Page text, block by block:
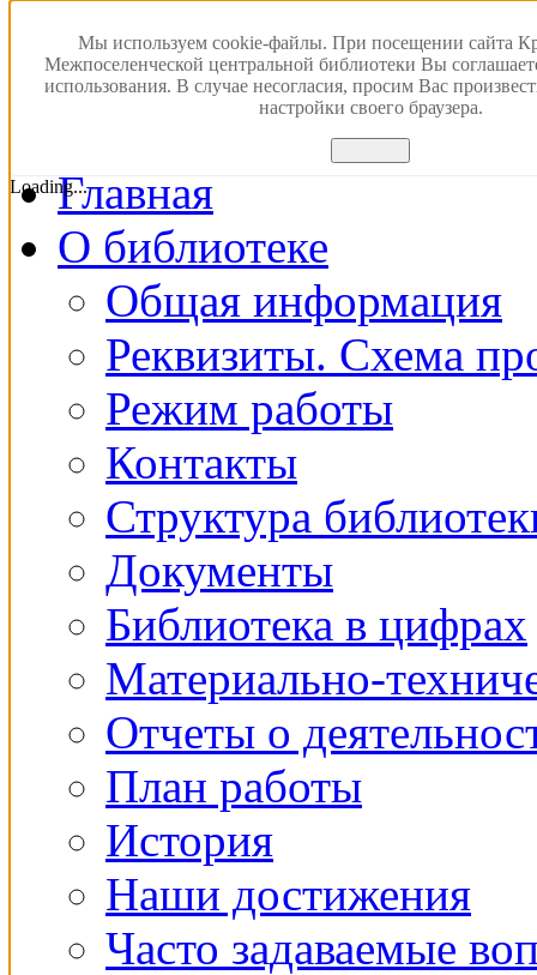
Мы используем cookie-файлы. При посещении сайта
Межпоселенческой центральной библиотеки Вы
использования. В случае несогласия, просим Вас
настройки своего браузера.
Loading...
Версия для
ПОИСК В
Главная
О библиотеке
Общая информация
Реквизиты. Схема
Режим работы
Контакты
Структура
Документы
Библиотека в цифрах
Материально-
Отчеты о
План работы
История
Наши достижения
Часто задаваемые